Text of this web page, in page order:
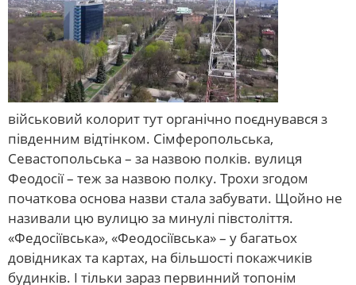
військовий колорит тут органічно поєднувався з
південним відтінком. Сімферопольська,
Севастопольська – за назвою полків. вулиця
Феодосії – теж за назвою полку. Трохи згодом
початкова основа назви стала забувати. Щойно не
називали цю вулицю за минулі півстоліття.
«Федосіївська», «Феодосіївська» – у багатьох
довідниках та картах, на більшості покажчиків
будинків. І тільки зараз первинний топонім